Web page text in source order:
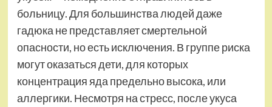
больницу. Для большинства людей даже
гадюка не представляет смертельной
опасности, но есть исключения. В группе риска
могут оказаться дети, для которых
концентрация яда предельно высока, или
аллергики. Несмотря на стресс, после укуса